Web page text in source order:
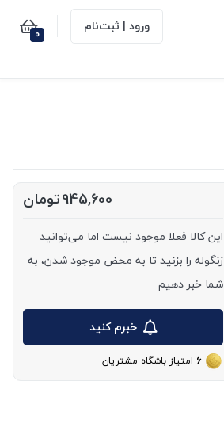
ورود | ثبت‌نام 0
945,600تومان
این کالا فعلا موجود نیست اما می‌توانید
زنگوله را بزنید تا به محض موجود شدن، به
شما خبر دهیم
خبرم کنید
6 امتیاز باشگاه مشتریان